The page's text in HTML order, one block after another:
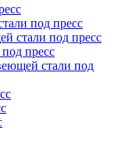
под пресс
стали под пресс
пресс
стали под